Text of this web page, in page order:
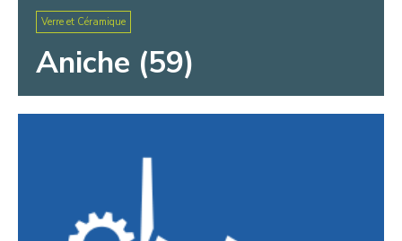
Verre et Céramique
Aniche (59)